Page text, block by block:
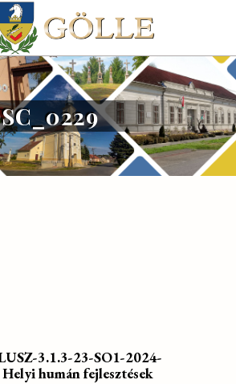
3.1.3-23-SO1-2024-
humán fejlesztések